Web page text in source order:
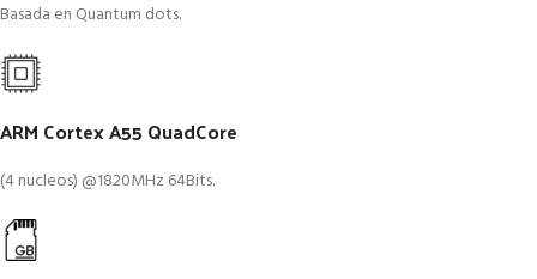
Basada en Quantum dots.
ARM Cortex A55 QuadCore
(4 nucleos) @1820MHz 64Bits.